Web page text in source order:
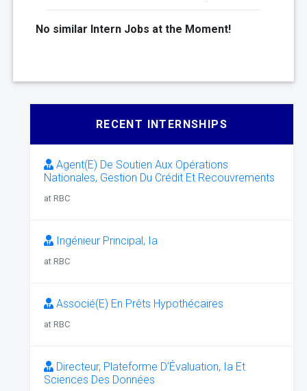
No similar Intern Jobs at the Moment!
RECENT INTERNSHIPS
Agent(E) De Soutien Aux Opérations
Nationales, Gestion Du Crédit Et Recouvrements
at RBC
Ingénieur Principal, Ia
at RBC
Associé(E) En Prêts Hypothécaires
at RBC
Directeur, Plateforme D’Évaluation, Ia Et
Sciences Des Données